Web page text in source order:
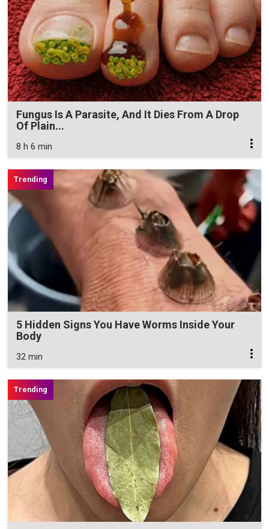
Fungus Is A Parasite, And It Dies From A Drop
Of Plain...
8 h 6 min
5 Hidden Signs You Have Worms Inside Your
Body
32 min